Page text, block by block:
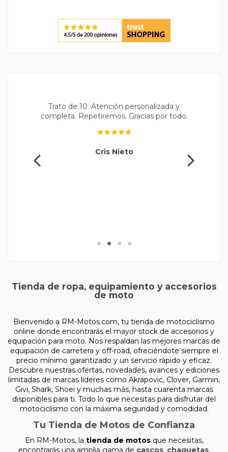
Trato de 10. Atención personalizada y
completa. Repetiremos. Gracias por todo.
Cris Nieto
Tienda de ropa, equipamiento y accesorios
de moto
Bienvenido a RM-Motos.com, tu tienda de motociclismo
online donde encontrarás el mayor stock de accesorios y
equipación para moto. Nos respaldan las mejores marcas de
equipación de carretera y off-road, ofreciéndote siempre el
precio mínimo garantizado y un servicio rápido y eficaz.
Descubre nuestras ofertas, novedades, avances y ediciones
limitadas de marcas líderes como Akrapovic, Clover, Garmin,
Givi, Shark, Shoei y muchas más, hasta cuarenta marcas
disponibles para ti. Todo lo que necesitas para disfrutar del
motociclismo con la máxima seguridad y comodidad.
Tu Tienda de Motos de Confianza
En RM-Motos, la tienda de motosque necesitas,
encontrarás una amplia gama de cascos, chaquetas,